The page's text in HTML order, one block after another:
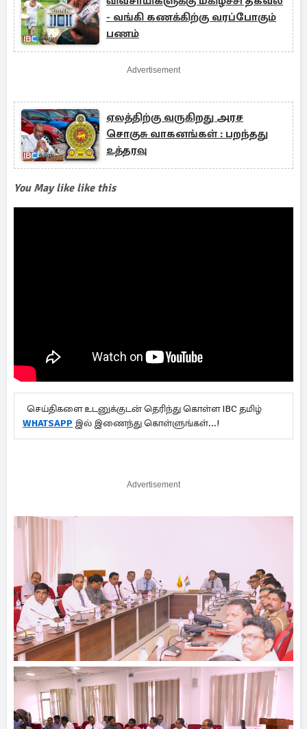
- வங்கி கணக்கிற்கு வரப்போகும்
பணம்
Advertisement
ஏலத்திற்கு வருகிறது அரச
சொகுசு வாகனங்கள் : பறந்தது
உத்தரவு
You May like like this
செய்திகளை உடனுக்குடன் தெரிந்து கொள்ள IBC தமிழ்
WHATSAPP இல் இணைந்து கொள்ளுங்கள்...!
Advertisement